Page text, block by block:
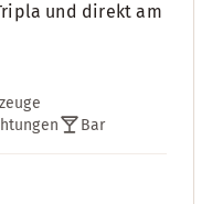
und direkt am
Bar